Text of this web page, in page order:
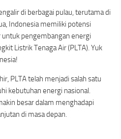
di berbagai pulau, terutama di
Indonesia memiliki potensi
pengembangan energi
Listrik Tenaga Air (PLTA). Yuk
PLTA telah menjadi salah satu
kebutuhan energi nasional.
besar dalam menghadapi
di masa depan.